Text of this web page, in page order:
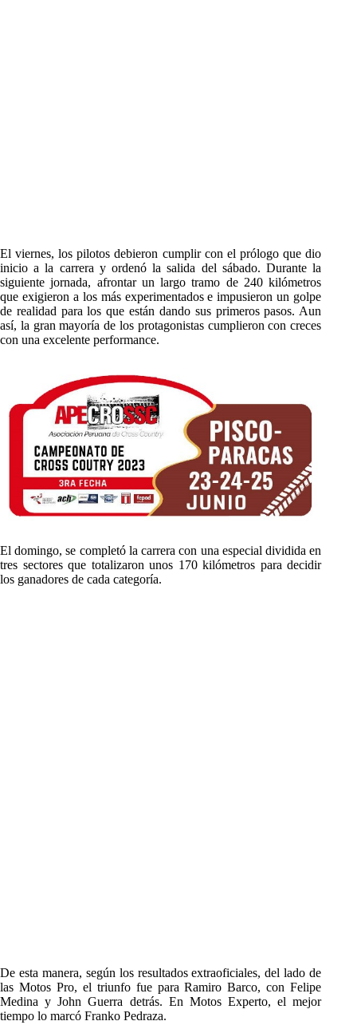
El viernes, los pilotos debieron cumplir con el prólogo que dio
inicio a la carrera y ordenó la salida del sábado. Durante la
siguiente jornada, afrontar un largo tramo de 240 kilómetros
que exigieron a los más experimentados e impusieron un golpe
de realidad para los que están dando sus primeros pasos. Aun
así, la gran mayoría de los protagonistas cumplieron con creces
con una excelente performance.
El domingo, se completó la carrera con una especial dividida en
tres sectores que totalizaron unos 170 kilómetros para decidir
los ganadores de cada categoría.
De esta manera, según los resultados extraoficiales, del lado de
las Motos Pro, el triunfo fue para Ramiro Barco, con Felipe
Medina y John Guerra detrás. En Motos Experto, el mejor
tiempo lo marcó Franko Pedraza.